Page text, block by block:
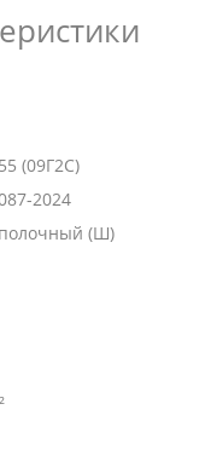
(09Г2С)
2024
(Ш)